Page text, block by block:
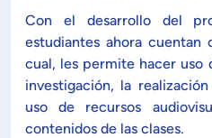
de Ciencia y Tecnología
de Gestión Institucional
Con el desarrollo del
estudiantes ahora
cual, les permite hacer uso
investigación, la
uso de recursos
contenidos de las clases.